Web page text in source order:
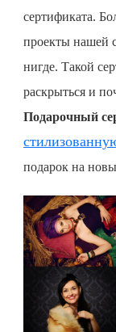
сертификата.
проекты нашей
нигде. Такой
раскрыться и
Подарочный
подарок на